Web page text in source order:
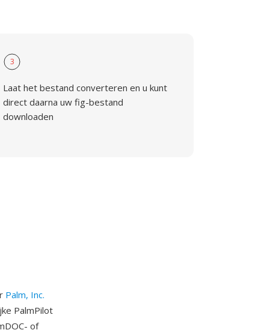
3
Laat het bestand converteren en u kunt
direct daarna uw fig-bestand
downloaden
Palm, Inc.
PalmPilot
of